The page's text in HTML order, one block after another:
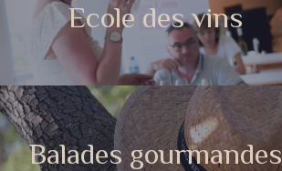
Ecole des vins
Balades gourmandes